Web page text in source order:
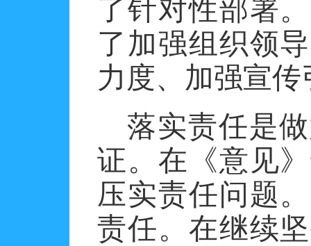
了针对性部署
了加强组织领
力度、加强宣传
落实责任是
证。在《意见
压实责任问题
责任。在继续